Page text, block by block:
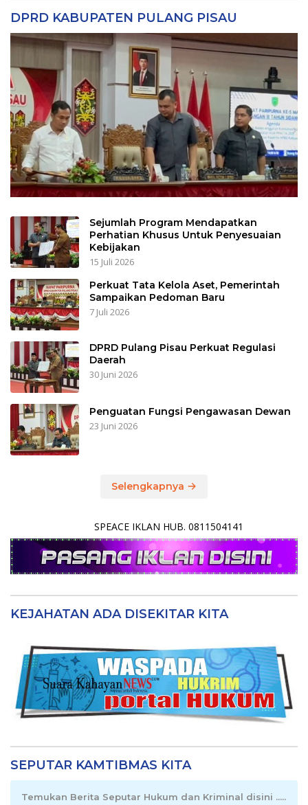
DPRD KABUPATEN PULANG PISAU
Sejumlah Program Mendapatkan
Perhatian Khusus Untuk Penyesuaian
Kebijakan
15 Juli 2026
Perkuat Tata Kelola Aset, Pemerintah
Sampaikan Pedoman Baru
7 Juli 2026
DPRD Pulang Pisau Perkuat Regulasi
Daerah
30 Juni 2026
Penguatan Fungsi Pengawasan Dewan
23 Juni 2026
Selengkapnya
SPEACE IKLAN HUB. 0811504141
KEJAHATAN ADA DISEKITAR KITA
SEPUTAR KAMTIBMAS KITA
Temukan Berita Seputar Hukum dan Kriminal disini .....